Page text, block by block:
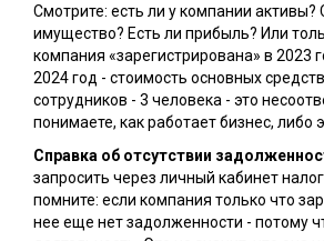
Смотрите: есть ли у компании активы?
имущество? Есть ли прибыль? Или
компания «зарегистрирована» в 2023
2024 год - стоимость основных
сотрудников - 3 человека - это
понимаете, как работает бизнес, либо
Справка об отсутствии
запросить через личный кабинет
помните: если компания только что
нее еще нет задолженности - потому